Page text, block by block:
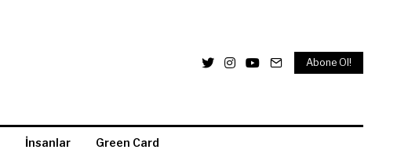
Abone Ol!
İnsanlar Green Card